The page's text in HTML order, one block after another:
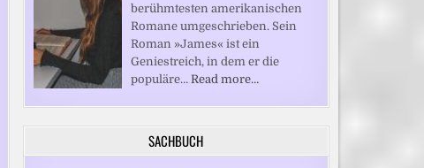
berühmtesten amerikanischen
Romane umgeschrieben. Sein
Roman »James« ist ein
Geniestreich, in dem er die
populäre… Read more…
SACHBUCH